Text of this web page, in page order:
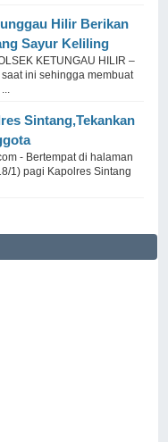
Hilir Berikan
Sayur Keliling
KETUNGAU HILIR –
ini sehingga membuat
Sintang,Tekankan
- Bertempat di halaman
1) pagi Kapolres Sintang